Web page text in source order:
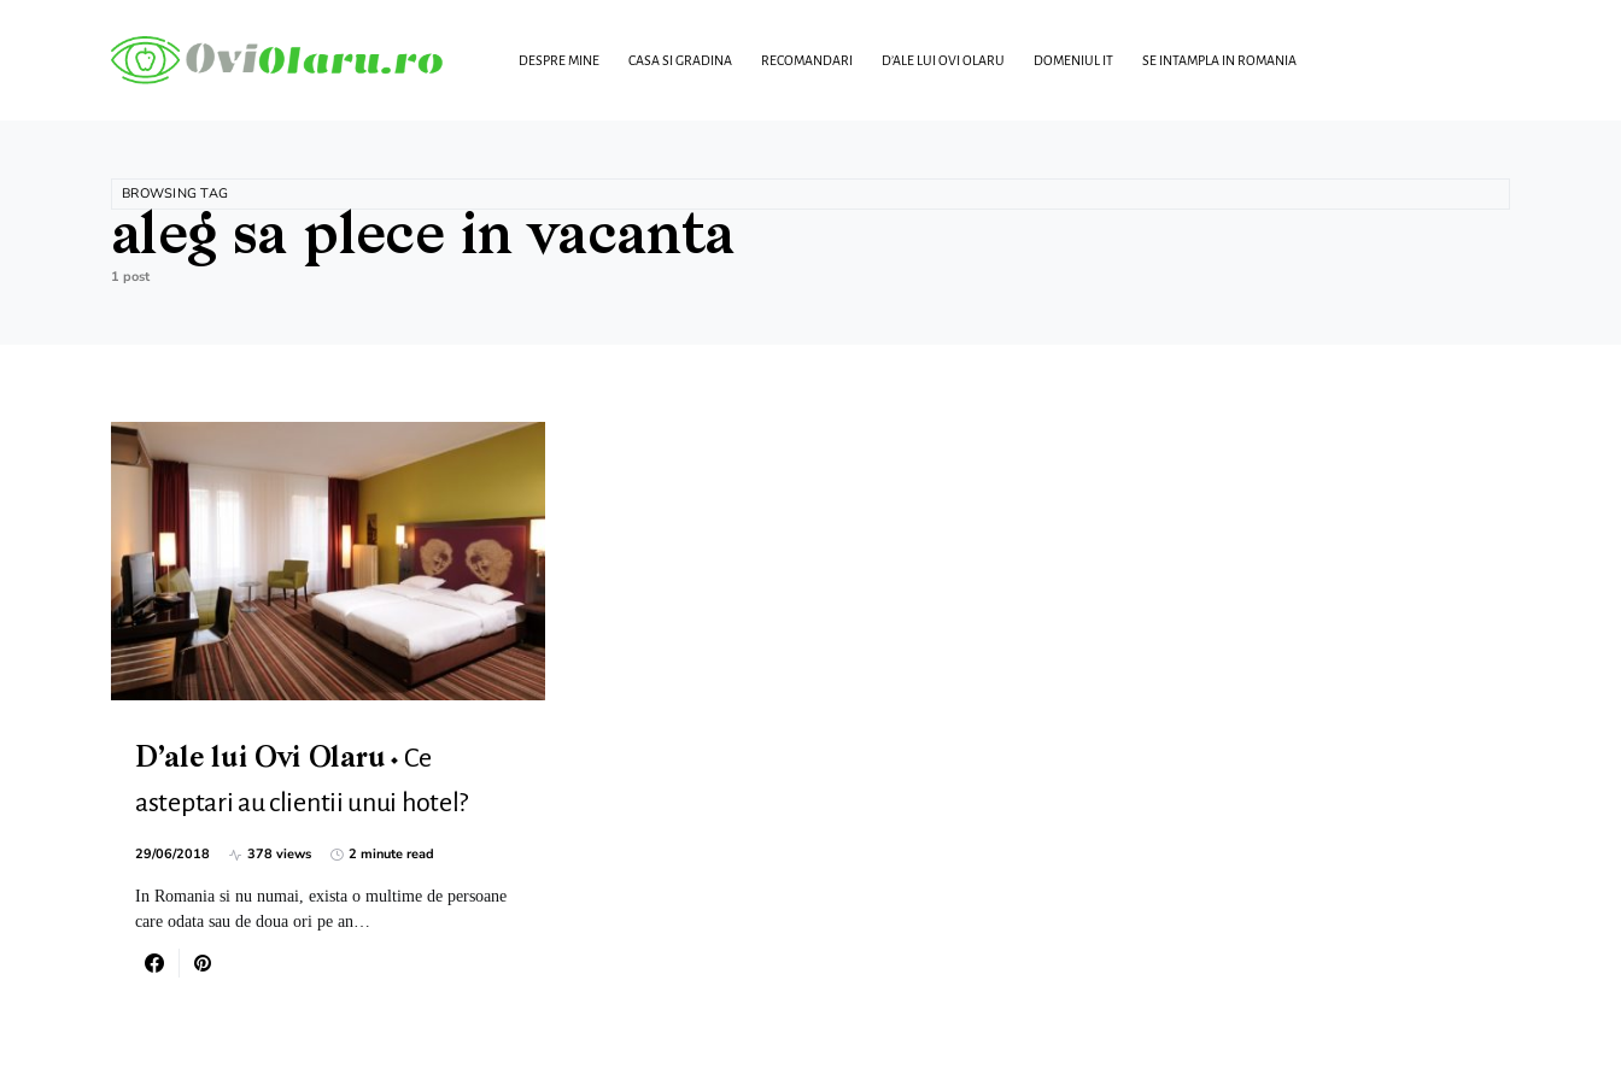
DESPRE MINE CASA SI GRADINA RECOMANDARI D’ALE LUI OVI OLARU DOMENIUL IT SE INTAMPLA IN ROMANIA
BROWSING TAG
aleg sa plece in vacanta
1 post
D’ale lui Ovi Olaru
Ce
asteptari au clientii unui hotel?
29/06/2018 378 views 2 minute read
In Romania si nu numai, exista o multime de persoane
care odata sau de doua ori pe an…